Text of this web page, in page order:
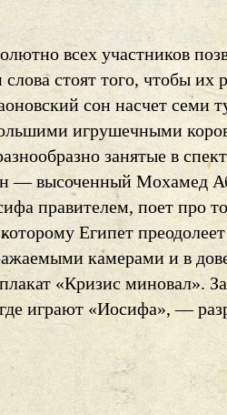
всех участников
стоят того, чтобы их
сон насчет семи
игрушечными
занятые в
— высоченный Мохамед
правителем, поет про
Египет
камерами и в
«Кризис миновал».
играют «Иосифа», —